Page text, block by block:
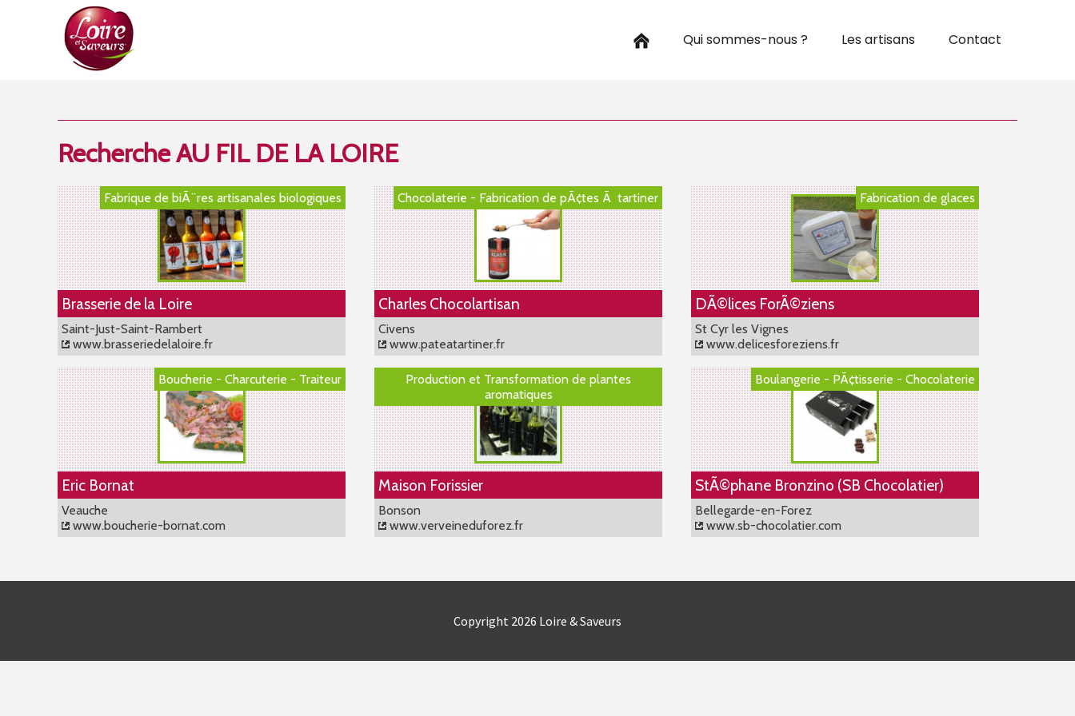
Qui sommes-nous ? Les artisans Contact
Recherche AU FIL DE LA LOIRE
Fabrique de biÃ¨res artisanales biologiques
Brasserie de la Loire
Saint-Just-Saint-Rambert
www.brasseriedelaloire.fr
Chocolaterie - Fabrication de pÃ¢tes Ã tartiner
Charles Chocolartisan
Civens
www.pateatartiner.fr
Fabrication de glaces
DÃ©lices ForÃ©ziens
St Cyr les Vignes
www.delicesforeziens.fr
Boucherie - Charcuterie - Traiteur
Eric Bornat
Veauche
www.boucherie-bornat.com
Production et Transformation de plantes
aromatiques
Maison Forissier
Bonson
www.verveineduforez.fr
Boulangerie - PÃ¢tisserie - Chocolaterie
StÃ©phane Bronzino (SB Chocolatier)
Bellegarde-en-Forez
www.sb-chocolatier.com
Copyright 2026 Loire & Saveurs